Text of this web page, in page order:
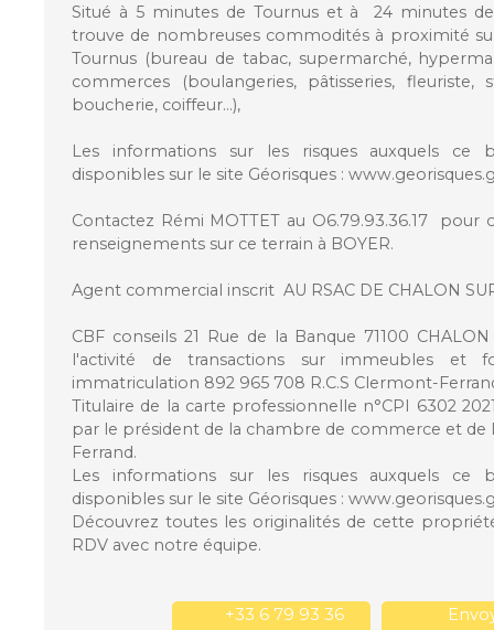
Situé à 5 minutes de Tournus et à 24 minutes de
trouve de nombreuses commodités à proximité
Tournus (bureau de tabac, supermarché,
commerces (boulangeries, pâtisseries, fleuriste,
boucherie, coiffeur...),
Les informations sur les risques auxquels ce
disponibles sur le site Géorisques :
Contactez Rémi MOTTET au O6.79.93.36.17
renseignements sur ce terrain à BOYER.
Agent commercial inscrit AU RSAC DE CHALON
CBF conseils 21 Rue de la Banque 71100
l'activité de transactions sur immeubles et
immatriculation 892 965 708 R.C.S Clermont-
Titulaire de la carte professionnelle n°CPI 6302
par le président de la chambre de commerce et de
Ferrand.
Les informations sur les risques auxquels ce
disponibles sur le site Géorisques :
Découvrez toutes les originalités de cette
RDV avec notre équipe.
+33 6 79 93 36